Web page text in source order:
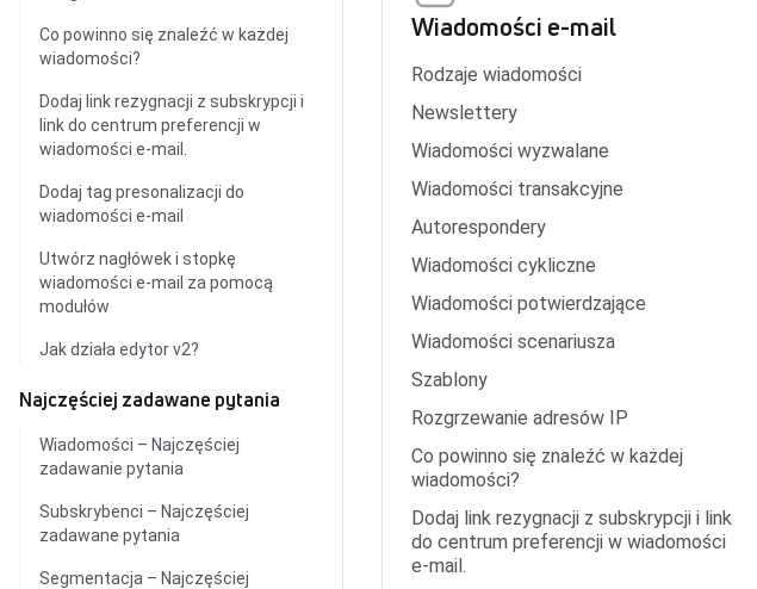
Co powinno się znaleźć w każdej
wiadomości?
Dodaj link rezygnacji z subskrypcji i
link do centrum preferencji w
wiadomości e-mail.
Dodaj tag presonalizacji do
wiadomości e-mail
Utwórz nagłówek i stopkę
wiadomości e-mail za pomocą
modułów
Jak działa edytor v2?
Najczęściej zadawane pytania
Wiadomości – Najczęściej
zadawanie pytania
Subskrybenci – Najczęściej
zadawane pytania
Segmentacja – Najczęściej
Wiadomości e-mail
Rodzaje wiadomości
Newslettery
Wiadomości wyzwalane
Wiadomości transakcyjne
Autorespondery
Wiadomości cykliczne
Wiadomości potwierdzające
Wiadomości scenariusza
Szablony
Rozgrzewanie adresów IP
Co powinno się znaleźć w każdej
wiadomości?
Dodaj link rezygnacji z subskrypcji i link
do centrum preferencji w wiadomości
e-mail.